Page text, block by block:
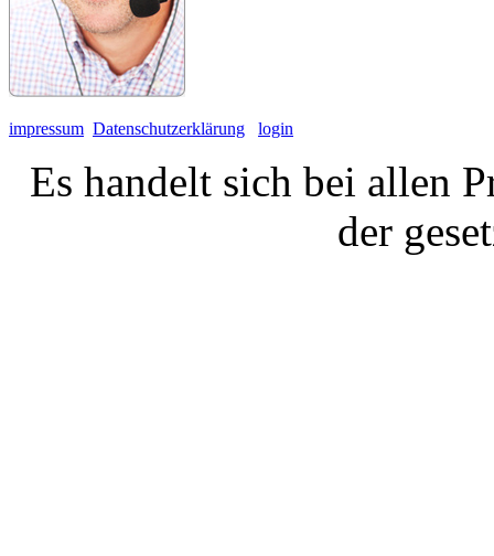
impressum Datenschutzerklärung login
Es handelt sich bei allen
der